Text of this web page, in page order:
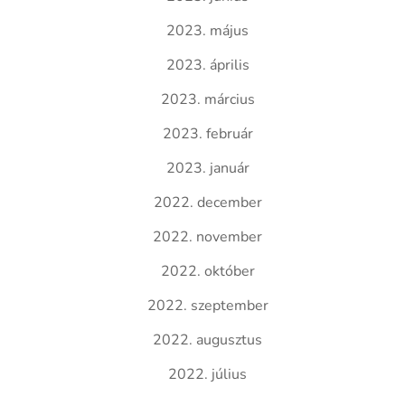
2023. május
2023. április
2023. március
2023. február
2023. január
2022. december
2022. november
2022. október
2022. szeptember
2022. augusztus
2022. július